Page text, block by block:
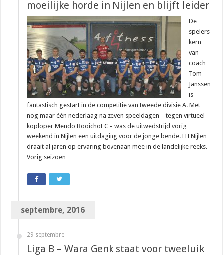
moeilijke horde in Nijlen en blijft leider
De
spelers
kern
van
coach
Tom
Janssen
is
fantastisch gestart in de competitie van tweede divisie A. Met
nog maar één nederlaag na zeven speeldagen – tegen virtueel
koploper Mendo Booichot C – was de uitwedstrijd vorig
weekend in Nijlen een uitdaging voor de jonge bende. FH Nijlen
draait al jaren op ervaring bovenaan mee in de landelijke reeks.
Vorig seizoen …
septembre, 2016
29 septembre
Liga B – Wara Genk staat voor tweeluik